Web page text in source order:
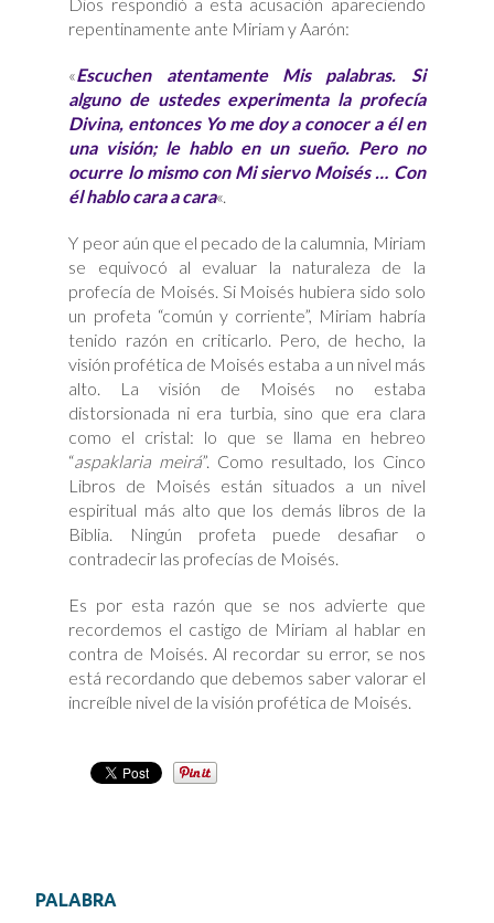
repentinamente ante Miriam y Aarón:
«Escuchen atentamente Mis palabras. Si
alguno de ustedes experimenta la profecía
Divina, entonces Yo me doy a conocer a él en
una visión; le hablo en un sueño. Pero no
ocurre lo mismo con Mi siervo Moisés … Con
él hablo cara a cara«.
Y peor aún que el pecado de la calumnia, Miriam
se equivocó al evaluar la naturaleza de la
profecía de Moisés. Si Moisés hubiera sido solo
un profeta “común y corriente”, Miriam habría
tenido razón en criticarlo. Pero, de hecho, la
visión profética de Moisés estaba a un nivel más
alto. La visión de Moisés no estaba
distorsionada ni era turbia, sino que era clara
como el cristal: lo que se llama en hebreo
“aspaklaria meirá”. Como resultado, los Cinco
Libros de Moisés están situados a un nivel
espiritual más alto que los demás libros de la
Biblia. Ningún profeta puede desafiar o
contradecir las profecías de Moisés.
Es por esta razón que se nos advierte que
recordemos el castigo de Miriam al hablar en
contra de Moisés. Al recordar su error, se nos
está recordando que debemos saber valorar el
increíble nivel de la visión profética de Moisés.
PALABRA